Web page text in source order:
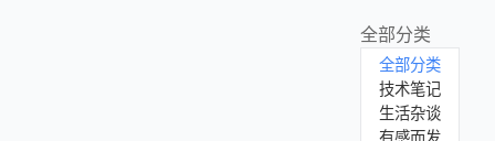
全部分类
全部分类
技术笔记
生活杂谈